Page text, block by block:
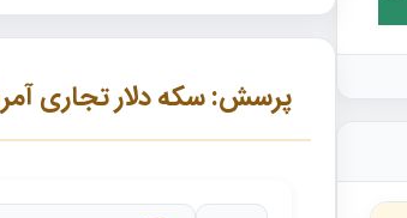
پرسش: سکه دلار تجاری